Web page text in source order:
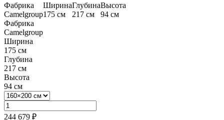
Фабрика
Camelgroup
Ширина
175 см
Глубина
217 см
Высота
94 см
Фабрика
Camelgroup
Ширина
175 см
Глубина
217 см
Высота
94 см
244 679 ₽